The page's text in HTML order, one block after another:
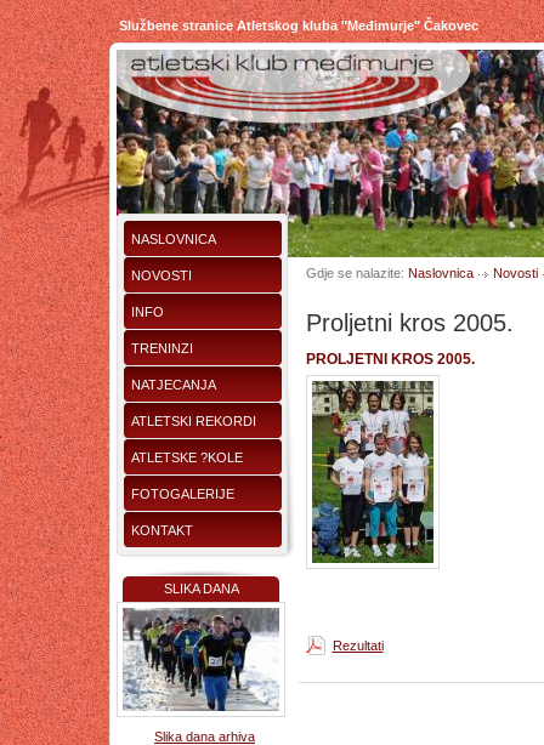
Službene stranice Atletskog kluba "Međimurje" Čakovec
NASLOVNICA
NOVOSTI
INFO
TRENINZI
NATJECANJA
ATLETSKI REKORDI
ATLETSKE ?KOLE
FOTOGALERIJE
KONTAKT
SLIKA DANA
Slika dana arhiva
Gdje se nalazite: Naslovnica Novosti
Proljetni kros 2005.
PROLJETNI KROS 2005.
Rezultati